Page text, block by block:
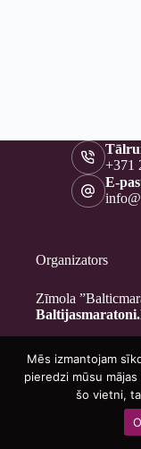
+371
E-
Organizators
Zīmola
Kontakti
Par mums
Privātuma
Copyright
Mēs izmantojam
pieredzi mūsu
šo vietni,